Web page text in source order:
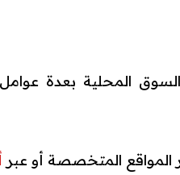
المحلية بعدة
المواقع المتخصصة أو عبر